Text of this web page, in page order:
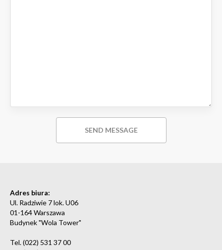
Adres biura:
Ul. Radziwie 7 lok. U06
01-164 Warszawa
Budynek "Wola Tower"
Tel. (022) 531 37 00